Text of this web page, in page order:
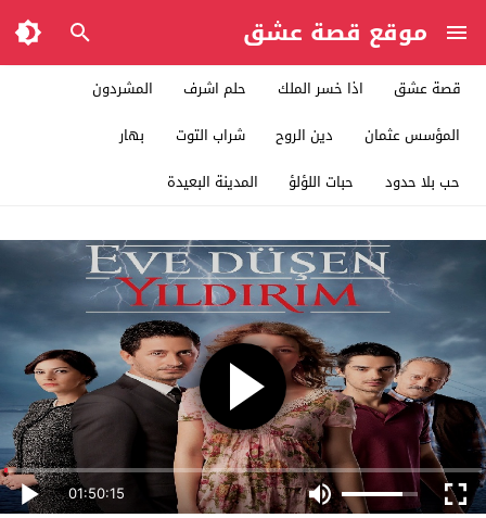
موقع قصة عشق
قصة عشق اذا خسر الملك حلم اشرف
المشردون
المؤسس عثمان
دين الروح شراب التوت
بهار
حب بلا حدود
حبات اللؤلؤ المدينة البعيدة
01:50:15